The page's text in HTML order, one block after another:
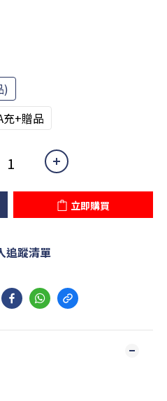
)
+贈品
立即購買
追蹤清單